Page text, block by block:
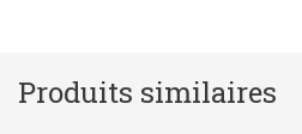
Produits similaires